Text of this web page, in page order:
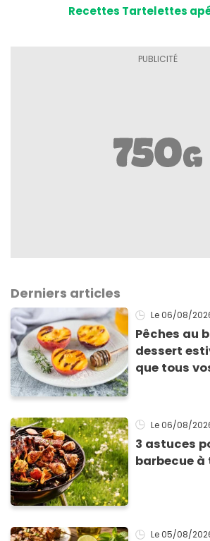
Recettes Tartelettes
Derniers articles
Le 06/08/
Pêches au
dessert
que tous
Le 06/08/
3 astuces
barbecue à
Le 05/08/